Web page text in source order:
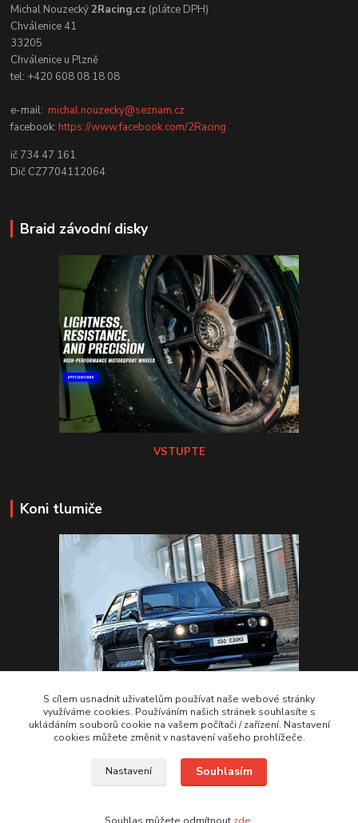
Michal Nouzecký2Racing.cz (plátce DPH)
Chválenice 41
33205
Chválenice u Plzně
tel: +420 608 08 18 08
e-mail:michal.nouzecky@seznam.cz
facebook:https://www.facebook.com/2Racing
ič 734 47 161
Dič CZ7704112064
Braid závodní disky
VSTUPTE
Koni tlumiče
VSTUPTE Koni tlumiče
by 2Racing.cz 2012-2026
S cílem usnadnit uživatelům používat naše webové stránky
využíváme cookies. Používáním našich stránek souhlasíte s
ukládáním souborů cookie na vašem počítači / zařízení. Nastavení
cookies můžete změnit v nastavení vašeho prohlížeče.
Nastavení Souhlasím